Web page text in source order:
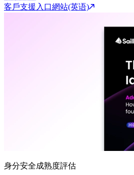
客戶支援入口網站(英语)
身分安全成熟度評估